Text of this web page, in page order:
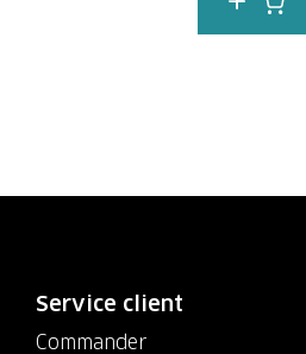
Service client
Commander